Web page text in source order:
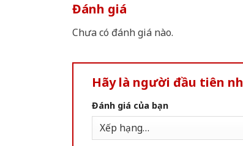
Đánh giá
Chưa có đánh giá nào.
Hãy là người đầu tiên
Đánh giá của bạn